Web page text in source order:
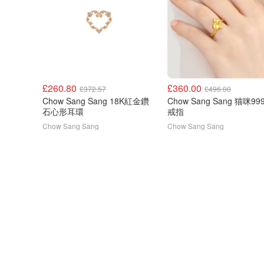
£260.80 £372.57
Chow Sang Sang 18K紅金鑽
石心形耳環
Chow Sang Sang
£360.00 £496.00
Chow Sang Sang 猫咪
戒指
Chow Sang Sang